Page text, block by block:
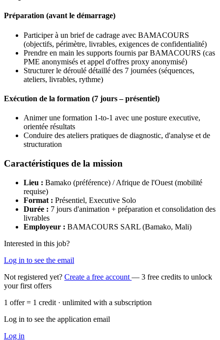
Préparation (avant le démarrage)
Participer à un brief de cadrage avec BAMACOURS
(objectifs, périmètre, livrables, exigences de confidentialité)
Prendre en main les supports fournis par BAMACOURS (cas
PME anonymisés et appel d'offres proxy anonymisé)
Structurer le déroulé détaillé des 7 journées (séquences,
ateliers, livrables, rythme)
Exécution de la formation (7 jours – présentiel)
Animer une formation 1-to-1 avec une posture executive,
orientée résultats
Conduire des ateliers pratiques de diagnostic, d'analyse et de
structuration
Caractéristiques de la mission
Lieu : Bamako (préférence) / Afrique de l'Ouest (mobilité
requise)
Format : Présentiel, Executive Solo
Durée : 7 jours d'animation + préparation et consolidation des
livrables
Employeur : BAMACOURS SARL (Bamako, Mali)
Interested in this job?
Log in to see the email
Not registered yet? Create a free account — 3 free credits to unlock
your first offers
1 offer = 1 credit · unlimited with a subscription
Log in to see the application email
Log in